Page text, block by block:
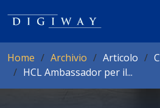
Home Archivio Articolo
HCL Ambassador per il...